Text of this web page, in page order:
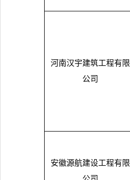
河南汉宇建筑工程有限
公司
安徽源航建设工程有限